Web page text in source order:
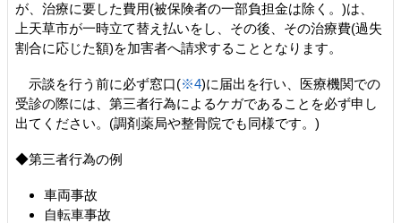
が、治療に要した費用(被保険者の一部負担金は除く。)は、
上天草市が一時立て替え払いをし、その後、その治療費(過失
割合に応じた額)を加害者へ請求することとなります。
示談を行う前に必ず窓口(※4)に届出を行い、医療機関での
受診の際には、第三者行為によるケガであることを必ず申し
出てください。(調剤薬局や整骨院でも同様です。)
◆第三者行為の例
車両事故
自転車事故